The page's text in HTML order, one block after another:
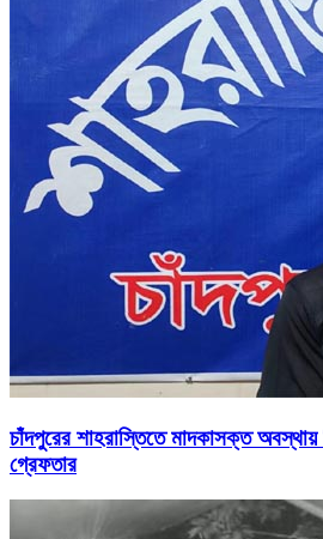
চাঁদপুরের শাহরাস্তিতে মাদকাসক্ত
গ্রেফতার